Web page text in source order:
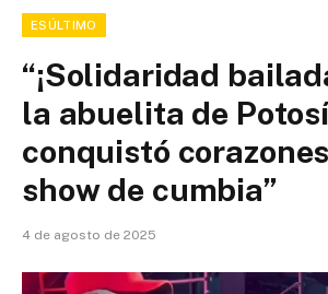
ESÚLTIMO
“¡Solidaridad
la abuelita de
conquistó
show de cumbia”
4 de agosto de 2025